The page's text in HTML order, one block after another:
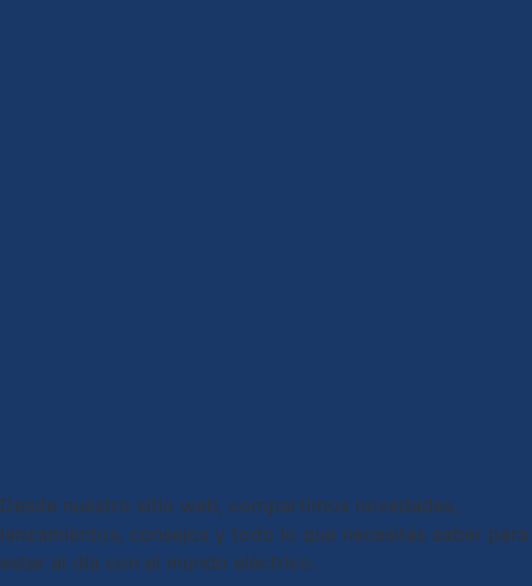
Desde nuestro sitio web, compartimos novedades,
lanzamientos, consejos y todo lo que necesitás saber para
estar al día con el mundo eléctrico.